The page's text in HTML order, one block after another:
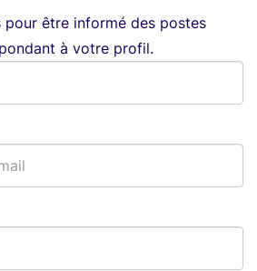
pour être informé des postes
à votre profil.